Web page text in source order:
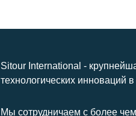
Sitour International -
технологических инноваций
Мы сотрудничаем с более